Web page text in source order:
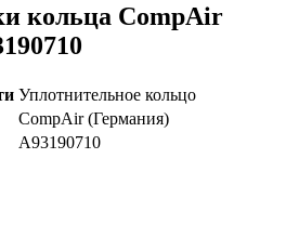
кольца CompAir
Уплотнительное кольцо
CompAir (Германия)
A93190710